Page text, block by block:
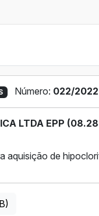
Número: 022/2022
LTDA EPP
aquisição de